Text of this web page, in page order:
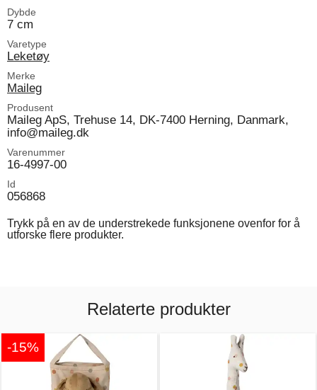
Dybde
7 cm
Varetype
Leketøy
Merke
Maileg
Produsent
Maileg ApS, Trehuse 14, DK-7400 Herning, Danmark,
info@maileg.dk
Varenummer
16-4997-00
Id
056868
Trykk på en av de understrekede funksjonene ovenfor for å
utforske flere produkter.
Relaterte produkter
-15%